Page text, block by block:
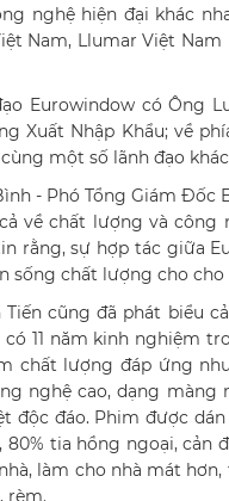
nghệ hiện đại khác
Nam, Llumar Việt
Eurowindow có Ông
Xuất Nhập Khẩu; về
một số lãnh đạo
- Phó Tổng Giám
về chất lượng và
rằng, sự hợp tác giữa
chất lượng cho cho
cũng đã phát biểu
11 năm kinh nghiệm
chất lượng đáp ứng
nghệ cao, dạng
độc đáo. Phim được
tia hồng ngoại, cản
làm cho nhà mát
rèm.